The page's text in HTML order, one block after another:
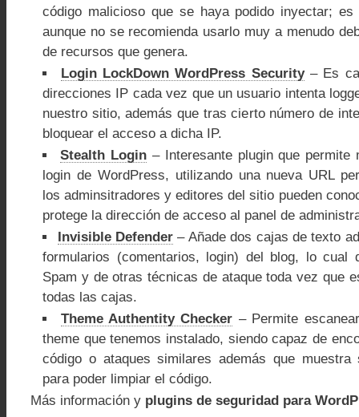
código malicioso que se haya podido inyectar; es
aunque no se recomienda usarlo muy a menudo
de recursos que genera.
Login LockDown WordPress Security– Es
direcciones IP cada vez que un usuario intenta
nuestro sitio, además que tras cierto número de
bloquear el acceso a dicha IP.
Stealth Login– Interesante plugin que permite
login de WordPress, utilizando una nueva URL
los adminsitradores y editores del sitio pueden
protege la dirección de acceso al panel de
Invisible Defender – Añade dos cajas de texto
formularios (comentarios, login) del blog, lo cual
Spam y de otras técnicas de ataque toda vez que
todas las cajas.
Theme Authentity Checker – Permite
theme que tenemos instalado, siendo capaz de
código o ataques similares además que muestra
para poder limpiar el código.
Más información y plugins de seguridad para